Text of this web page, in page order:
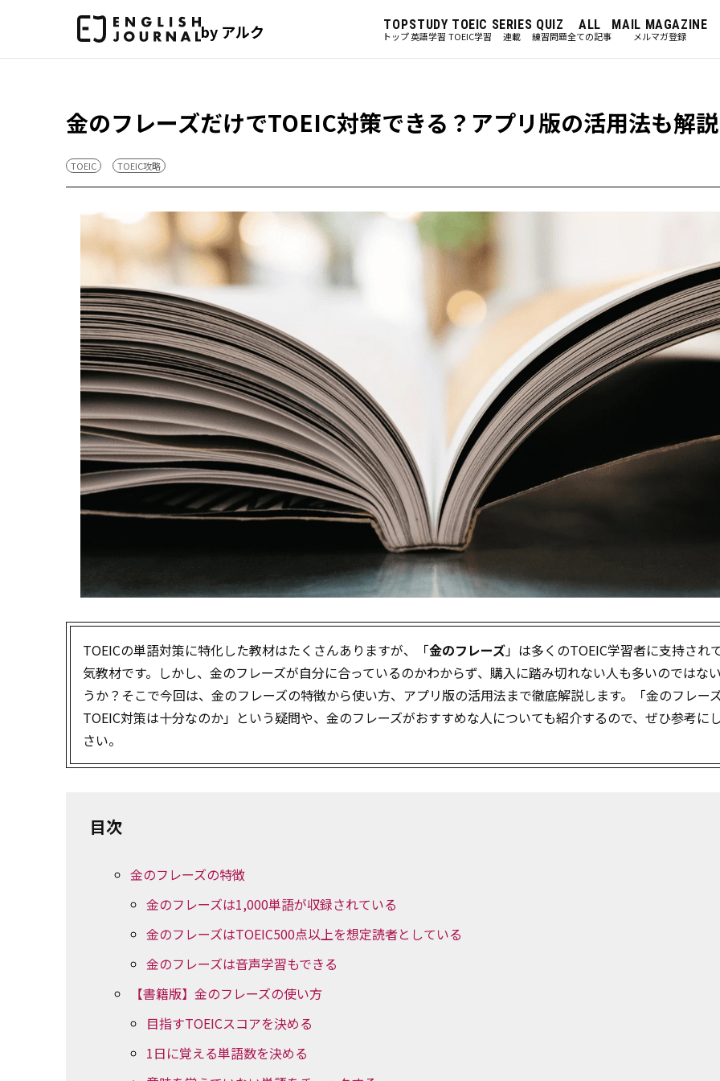
by アルク TOP
トップ
STUDY
英語学習
TOEIC
TOEIC学習
SERIES
連載
QUIZ
練習問題
ALL
全ての記事
MAIL MAGAZINE
メルマガ登録
金のフレーズだけでTOEIC対策できる？アプリ版の活用法も解説
TOEIC TOEIC攻略
TOEICの単語対策に特化した教材はたくさんありますが、「金のフレーズ」は多くのTOEIC学習者に支持され
気教材です。しかし、金のフレーズが自分に合っているのかわからず、購入に踏み切れない人も多いのではな
うか？そこで今回は、金のフレーズの特徴から使い方、アプリ版の活用法まで徹底解説します。「金のフレー
TOEIC対策は十分なのか」という疑問や、金のフレーズがおすすめな人についても紹介するので、ぜひ参考に
さい。
目次
金のフレーズの特徴
金のフレーズは1,000単語が収録されている
金のフレーズはTOEIC500点以上を想定読者としている
金のフレーズは音声学習もできる
【書籍版】金のフレーズの使い方
目指すTOEICスコアを決める
1日に覚える単語数を決める